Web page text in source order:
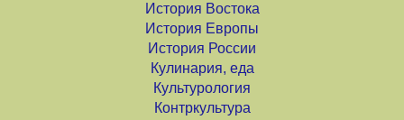
История Востока
История Европы
История России
Кулинария, еда
Культурология
Контркультура